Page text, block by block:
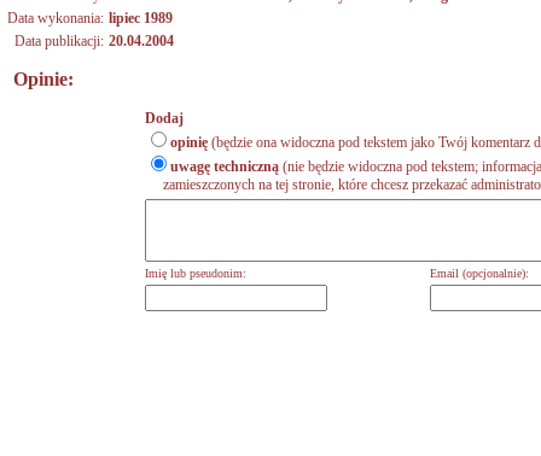
Data wykonania: lipiec 1989
Data publikacji: 20.04.2004
Opinie:
Dodaj
opinię (będzie ona widoczna pod tekstem jako Twój komentarz
uwagę techniczną (nie będzie widoczna pod tekstem;
zamieszczonych na tej stronie, które chcesz przekazać
Imię lub pseudonim: Email (opcjonalnie):